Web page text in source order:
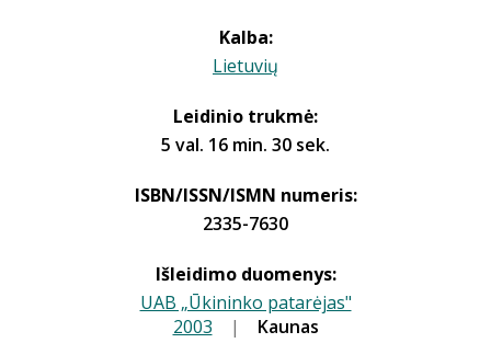
Kalba:
Lietuvių
Leidinio trukmė:
5 val. 16 min. 30 sek.
ISBN/ISSN/ISMN numeris:
2335-7630
Išleidimo duomenys:
UAB „Ūkininko patarėjas"
2003 | Kaunas